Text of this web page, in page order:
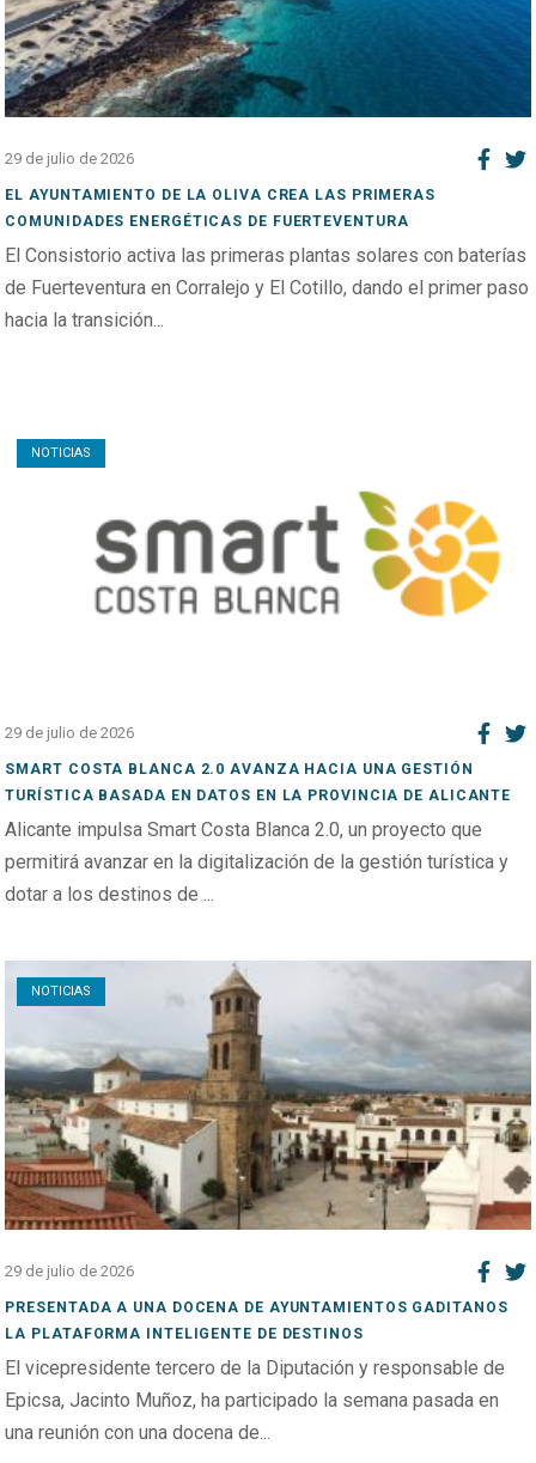
29 de julio de 2026
EL AYUNTAMIENTO DE LA OLIVA CREA LAS PRIMERAS
COMUNIDADES ENERGÉTICAS DE FUERTEVENTURA
El Consistorio activa las primeras plantas solares con baterías
de Fuerteventura en Corralejo y El Cotillo, dando el primer paso
hacia la transición...
NOTICIAS
29 de julio de 2026
SMART COSTA BLANCA 2.0 AVANZA HACIA UNA GESTIÓN
TURÍSTICA BASADA EN DATOS EN LA PROVINCIA DE ALICANTE
Alicante impulsa Smart Costa Blanca 2.0, un proyecto que
permitirá avanzar en la digitalización de la gestión turística y
dotar a los destinos de ...
NOTICIAS
Open post
29 de julio de 2026
PRESENTADA A UNA DOCENA DE AYUNTAMIENTOS GADITANOS
LA PLATAFORMA INTELIGENTE DE DESTINOS
El vicepresidente tercero de la Diputación y responsable de
Epicsa, Jacinto Muñoz, ha participado la semana pasada en
una reunión con una docena de...